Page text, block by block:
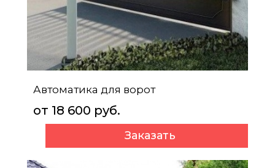
Автоматика для ворот
от 18 600 руб.
Заказать